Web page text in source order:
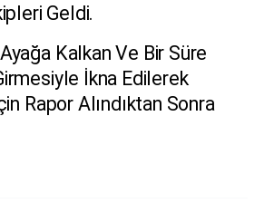
Geldi.
Kalkan Ve Bir Süre
İkna Edilerek
Rapor Alındıktan Sonra